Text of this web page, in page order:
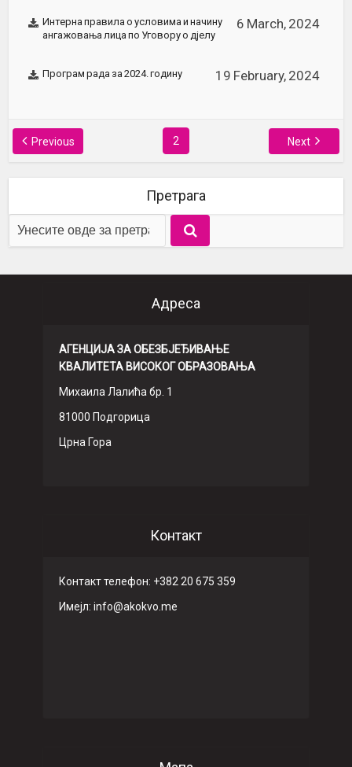
6 March, 2024
Интерна правила о условима и начину
ангажовања лица по Уговору о д‌јелу
19 February, 2024
Програм рада за 2024. годину
Previous 2 Next
Претрага
Адреса
АГЕНЦИЈА ЗА ОБЕЗБЈЕЂИВАЊЕ
КВАЛИТЕТА ВИСОКОГ ОБРАЗОВАЊА
Михаила Лалића бр. 1
81000 Подгорица
Црна Гора
Контакт
Контакт телефон: +382 20 675 359
Имeјл: info@akokvo.me